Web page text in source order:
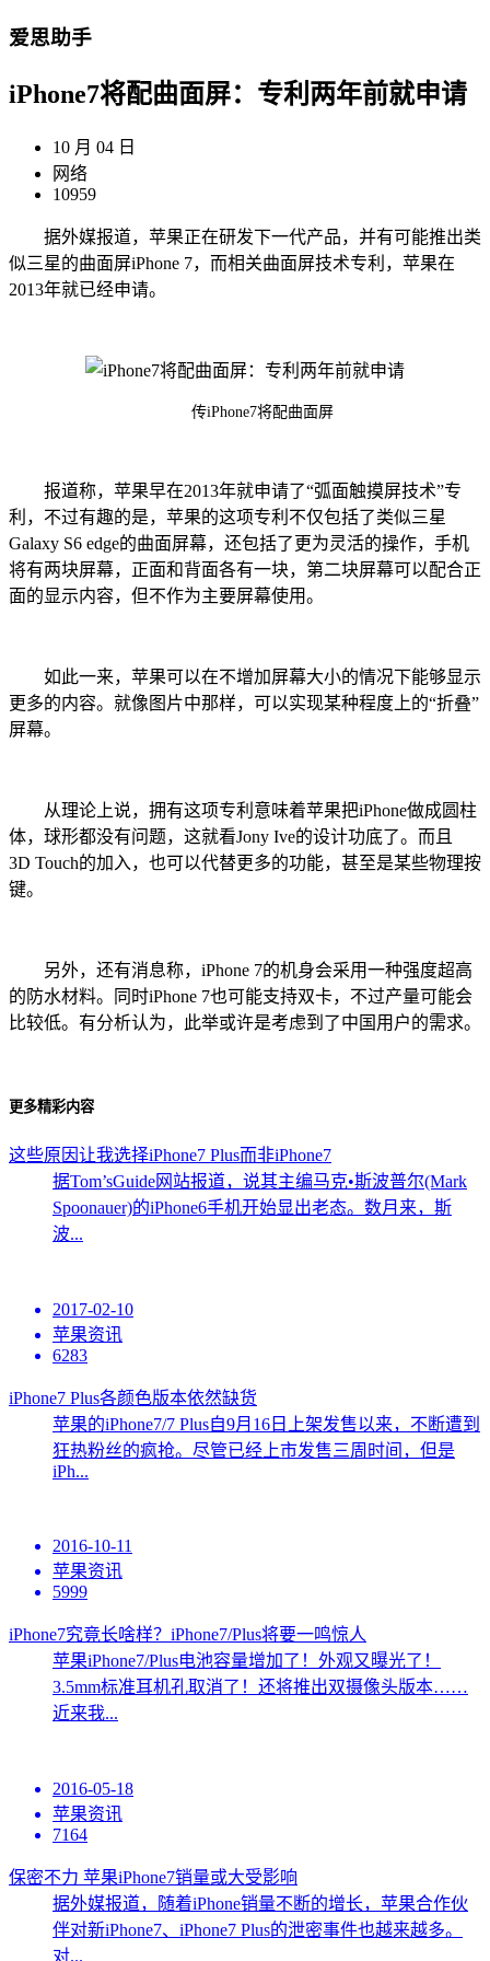
爱思助手
iPhone7将配曲面屏：专利两年前就申请
10 月 04 日
网络
10959
据外媒报道，苹果正在研发下一代产品，并有可能推出类
似三星的曲面屏iPhone 7，而相关曲面屏技术专利，苹果在
2013年就已经申请。
传iPhone7将配曲面屏
报道称，苹果早在2013年就申请了“弧面触摸屏技术”专
利，不过有趣的是，苹果的这项专利不仅包括了类似三星
Galaxy S6 edge的曲面屏幕，还包括了更为灵活的操作，手机
将有两块屏幕，正面和背面各有一块，第二块屏幕可以配合正
面的显示内容，但不作为主要屏幕使用。
如此一来，苹果可以在不增加屏幕大小的情况下能够显示
更多的内容。就像图片中那样，可以实现某种程度上的“折叠”
屏幕。
从理论上说，拥有这项专利意味着苹果把iPhone做成圆柱
体，球形都没有问题，这就看Jony Ive的设计功底了。而且
3D Touch的加入，也可以代替更多的功能，甚至是某些物理按
键。
另外，还有消息称，iPhone 7的机身会采用一种强度超高
的防水材料。同时iPhone 7也可能支持双卡，不过产量可能会
比较低。有分析认为，此举或许是考虑到了中国用户的需求。
更多精彩内容
这些原因让我选择iPhone7 Plus而非iPhone7
据Tom’sGuide网站报道，说其主编马克•斯波普尔(Mark
Spoonauer)的iPhone6手机开始显出老态。数月来，斯
波...
2017-02-10
苹果资讯
6283
iPhone7 Plus各颜色版本依然缺货
苹果的iPhone7/7 Plus自9月16日上架发售以来，不断遭到
狂热粉丝的疯抢。尽管已经上市发售三周时间，但是
iPh...
2016-10-11
苹果资讯
5999
iPhone7究竟长啥样？iPhone7/Plus将要一鸣惊人
苹果iPhone7/Plus电池容量增加了！外观又曝光了！
3.5mm标准耳机孔取消了！还将推出双摄像头版本……
近来我...
2016-05-18
苹果资讯
7164
保密不力 苹果iPhone7销量或大受影响
据外媒报道，随着iPhone销量不断的增长，苹果合作伙
伴对新iPhone7、iPhone7 Plus的泄密事件也越来越多。
对...